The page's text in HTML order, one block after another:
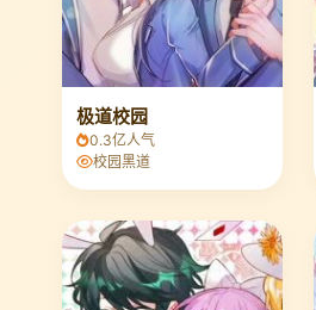
极道校园
0.3亿人气
校园黑道